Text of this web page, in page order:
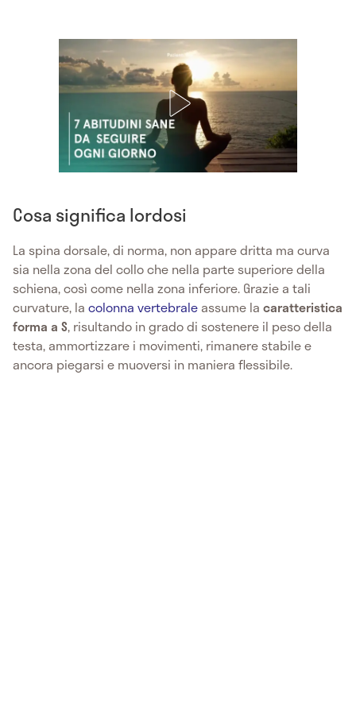
Cosa significa lordosi
La spina dorsale, di norma, non appare dritta ma curva
sia nella zona del collo che nella parte superiore della
schiena, così come nella zona inferiore. Grazie a tali
curvature, la colonna vertebrale assume la caratteristica
forma a S, risultando in grado di sostenere il peso della
testa, ammortizzare i movimenti, rimanere stabile e
ancora piegarsi e muoversi in maniera flessibile.